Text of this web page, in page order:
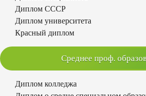
Диплом СССР
Диплом университета
Красный диплом
Среднее проф.
Диплом колледжа